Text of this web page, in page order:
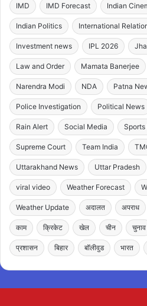
IMD IMD Forecast Indian
Indian Politics International
Investment news IPL 2026
Law and Order Mamata Banerjee
Narendra Modi NDA Patna
Police Investigation Political News
Rain Alert Social Media
Supreme Court Team India
Uttarakhand News Uttar Pradesh
viral video Weather Forecast
Weather Update अदालत अपराध
काम क्रिकेट खेल चीन चुनाव
प्रशासन बिहार बॉलीवुड भारत